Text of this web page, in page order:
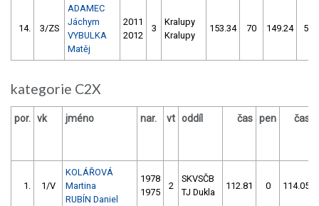
14. 3/ZS
ADAMEC
Jáchym
VYBULKA
Matěj
2011
2012
3
Kralupy
Kralupy
153.34 70 149.24 58
kategorie C2X
por. vk jméno nar. vt oddíl čas pen čas
1. 1/V
KOLÁŘOVÁ
Martina
RUBÍN Daniel
1978
1975
2
SKVSČB
TJ Dukla
112.81 0 114.05